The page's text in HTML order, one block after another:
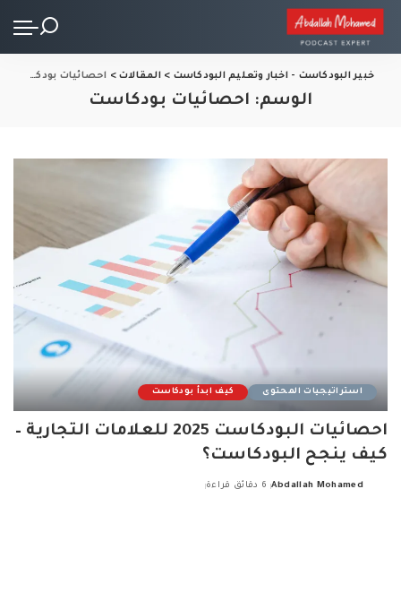
خبير البودكاست - اخبار وتعليم البودكاست >المقالات> احصائيات بودكاست
الوسم: احصائيات بودكاست
استراتيجيات المحتوى كيف ابدأ بودكاست
احصائيات البودكاست 2025 للعلامات التجارية –
كيف ينجح البودكاست؟
Abdallah Mohamed 6 دقائق قراءة